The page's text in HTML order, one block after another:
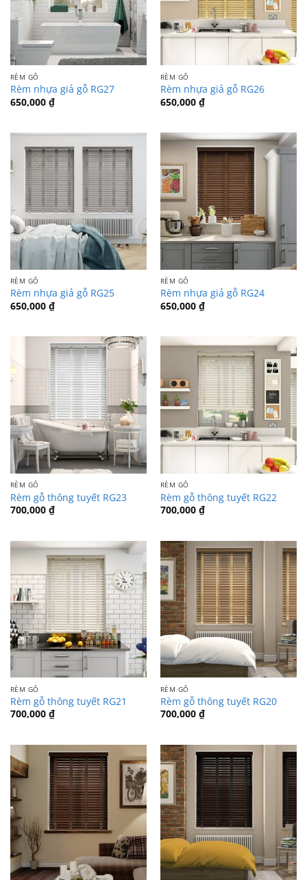
RÈM GỖ
Rèm nhựa giả gỗ RG27
650,000 ₫
RÈM GỖ
Rèm nhựa giả gỗ RG26
650,000 ₫
RÈM GỖ
Rèm nhựa giả gỗ RG25
650,000 ₫
RÈM GỖ
Rèm nhựa giả gỗ RG24
650,000 ₫
RÈM GỖ
Rèm gỗ thông tuyết RG23
700,000 ₫
RÈM GỖ
Rèm gỗ thông tuyết RG22
700,000 ₫
RÈM GỖ
Rèm gỗ thông tuyết RG21
700,000 ₫
RÈM GỖ
Rèm gỗ thông tuyết RG20
700,000 ₫